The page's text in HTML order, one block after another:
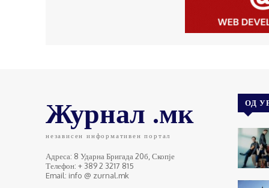
Журнал .мк
независен информативен портал
Адреса: 8 Ударна Бригада 20б, Скопје
Телефон: + 389 2 3217 815
Email: info @ zurnal.mk
ОД